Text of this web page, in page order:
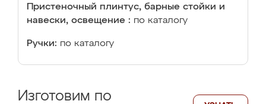
Пристеночный плинтус, барные стойки и
навески, освещение : по каталогу
Ручки: по каталогу
Изготовим по